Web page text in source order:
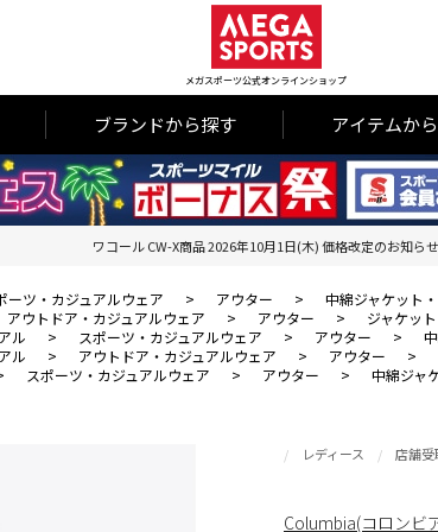
メガスポーツ公式オンラインショップ
ブランドから探す アイテムか
ワコール CW-X商品 2026年10月1日(木) 価格改定のお知らせ
ーツ・カジュアルウェア > アウター > 中綿ジャケット
アウトドア・カジュアルウェア
> アウター > ジャケット
ル
> スポーツ・カジュアルウェア > アウター >
ル
> アウトドア・カジュアルウェア > アウター >
スポーツ・カジュアルウェア > アウター > 中綿ジャ
レディース 店舗
Columbia(コロンビ